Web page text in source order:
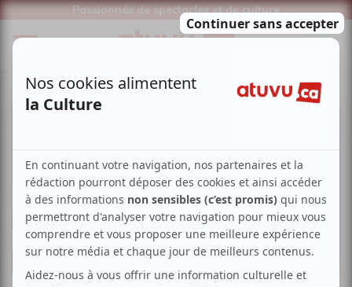
Passionnés de spectacles et de culture